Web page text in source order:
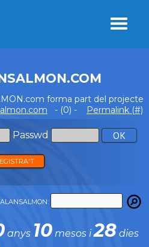
forma part del projecte
- (0) - Permalink (#)
Passwd
anys 10mesos i28 dies